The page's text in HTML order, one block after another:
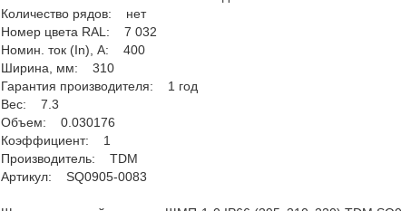
Количество рядов: нет
Номер цвета RAL: 7 032
Номин. ток (In), А: 400
Ширина, мм: 310
Гарантия производителя: 1 год
Вес: 7.3
Объем: 0.030176
Коэффициент: 1
Производитель: TDM
Артикул: SQ0905-0083